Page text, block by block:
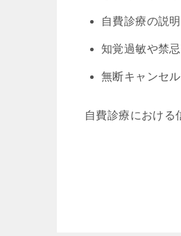
自費診療の説
知覚過敏や禁
無断キャンセ
自費診療における